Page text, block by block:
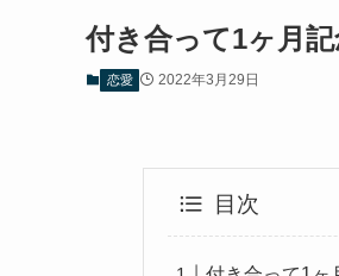
付き合って1ヶ月
恋愛 2022年3月29日
目次